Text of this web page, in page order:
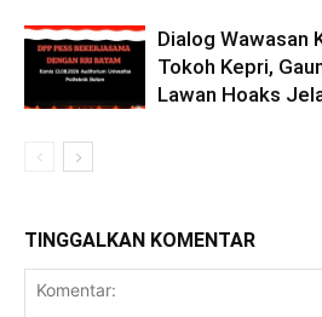
Dialog Wawasan
Tokoh Kepri,
Lawan Hoaks
TINGGALKAN KOMENTAR